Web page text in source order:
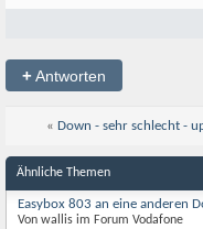
+Antworten
« Down - sehr schlecht -
Ähnliche Themen
Easybox 803 an eine anderen
Von wallis im Forum Vodafone